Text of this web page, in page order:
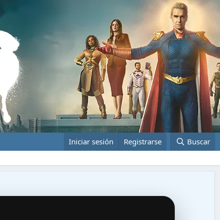
Iniciar sesión Registrarse Buscar